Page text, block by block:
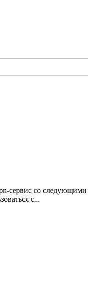
сервис со следующими
с...